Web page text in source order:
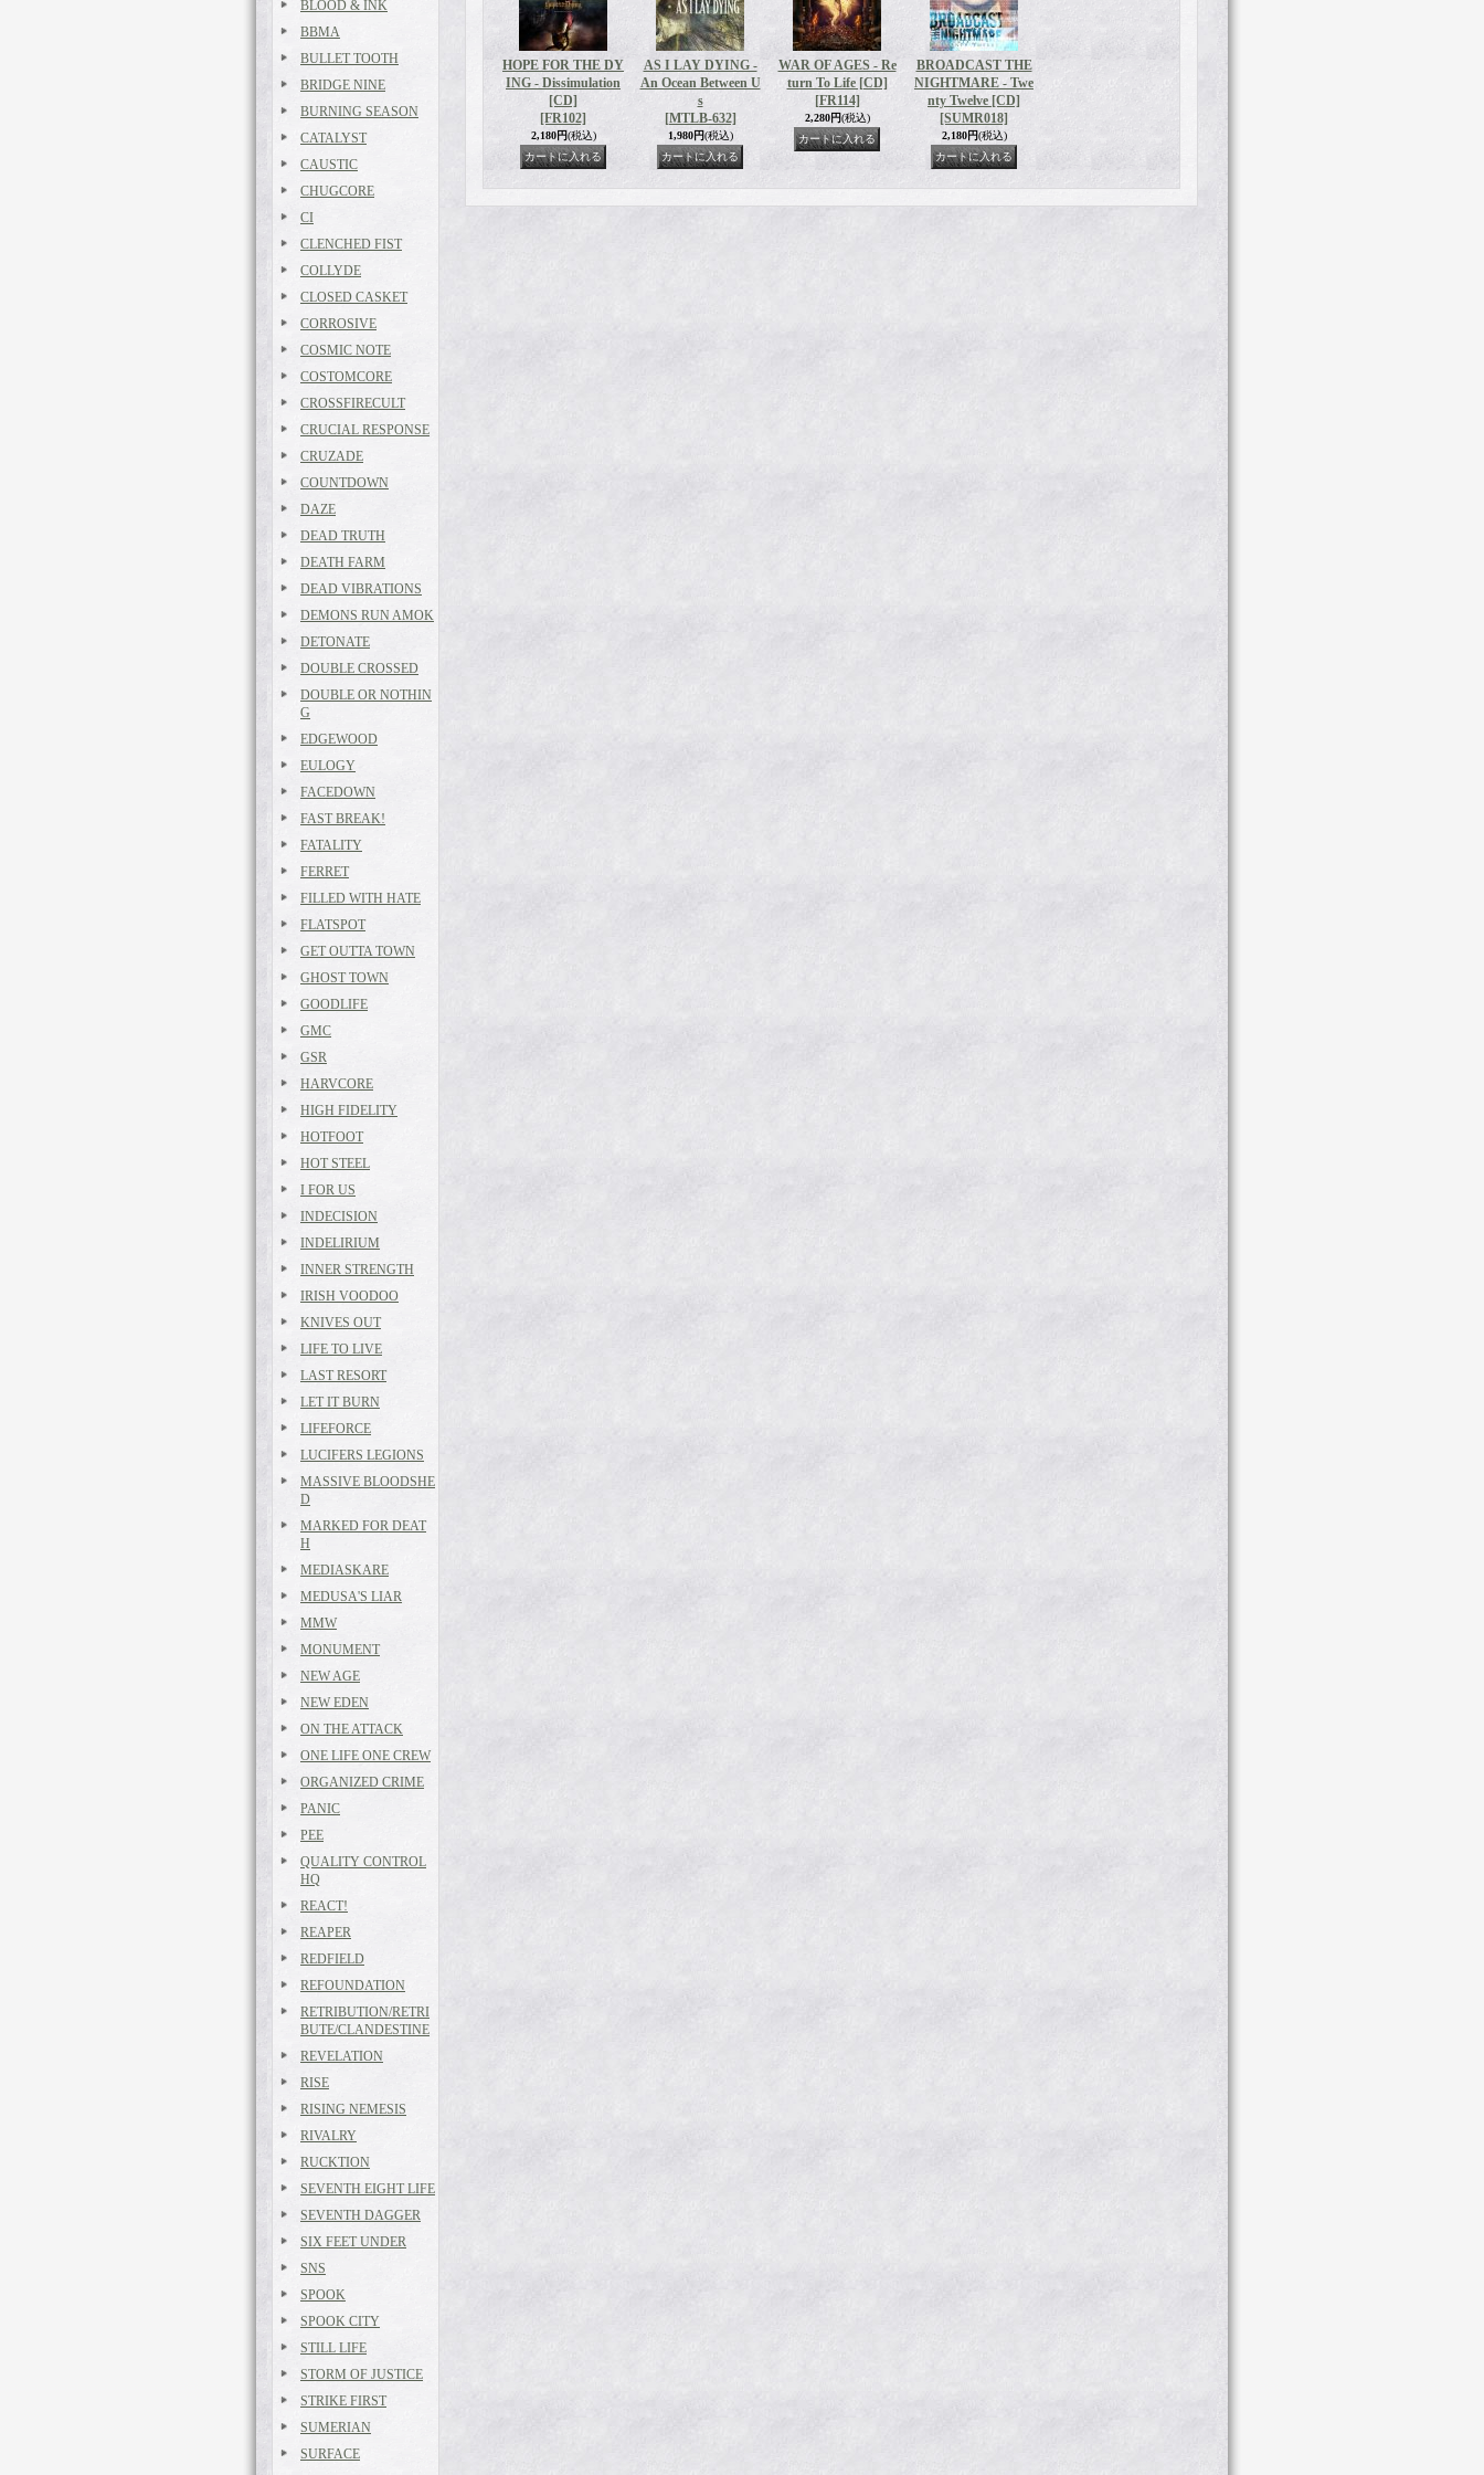
BLOOD & INK
BBMA
BULLET TOOTH
BRIDGE NINE
BURNING SEASON
CATALYST
CAUSTIC
CHUGCORE
CI
CLENCHED FIST
COLLYDE
CLOSED CASKET
CORROSIVE
COSMIC NOTE
COSTOMCORE
CROSSFIRECULT
CRUCIAL RESPONSE
CRUZADE
COUNTDOWN
DAZE
DEAD TRUTH
DEATH FARM
DEAD VIBRATIONS
DEMONS RUN AMOK
DETONATE
DOUBLE CROSSED
DOUBLE OR NOTHIN
G
EDGEWOOD
EULOGY
FACEDOWN
FAST BREAK!
FATALITY
FERRET
FILLED WITH HATE
FLATSPOT
GET OUTTA TOWN
GHOST TOWN
GOODLIFE
GMC
GSR
HARVCORE
HIGH FIDELITY
HOTFOOT
HOT STEEL
I FOR US
INDECISION
INDELIRIUM
INNER STRENGTH
IRISH VOODOO
KNIVES OUT
LIFE TO LIVE
LAST RESORT
LET IT BURN
LIFEFORCE
LUCIFERS LEGIONS
MASSIVE BLOODSHE
D
MARKED FOR DEAT
H
MEDIASKARE
MEDUSA'S LIAR
MMW
MONUMENT
NEW AGE
NEW EDEN
ON THE ATTACK
ONE LIFE ONE CREW
ORGANIZED CRIME
PANIC
PEE
QUALITY CONTROL
HQ
REACT!
REAPER
REDFIELD
REFOUNDATION
RETRIBUTION/RETRI
BUTE/CLANDESTINE
REVELATION
RISE
RISING NEMESIS
RIVALRY
RUCKTION
SEVENTH EIGHT LIFE
SEVENTH DAGGER
SIX FEET UNDER
SNS
SPOOK
SPOOK CITY
STILL LIFE
STORM OF JUSTICE
STRIKE FIRST
SUMERIAN
SURFACE
HOPE FOR THE DY
ING - Dissimulation
[CD]
[FR102]
2,180円(税込)
AS I LAY DYING -
An Ocean Between U
s
[MTLB-632]
1,980円(税込)
WAR OF AGES - Re
turn To Life [CD]
[FR114]
2,280円(税込)
BROADCAST THE
NIGHTMARE - Twe
nty Twelve [CD]
[SUMR018]
2,180円(税込)